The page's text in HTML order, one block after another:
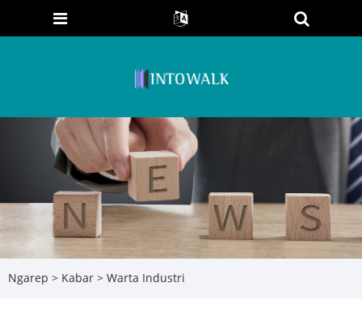
Ngarep > Kabar > Warta Industri